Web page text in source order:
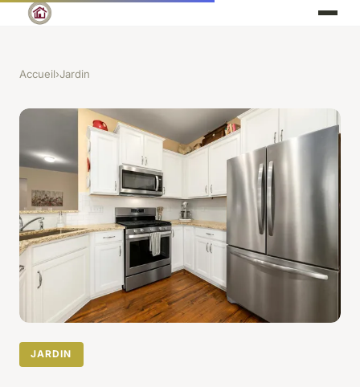
Accueil›Jardin
JARDIN